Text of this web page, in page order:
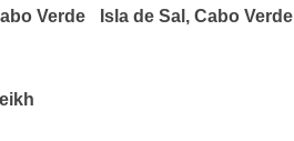
Verde Isla de Sal, Cabo Verde